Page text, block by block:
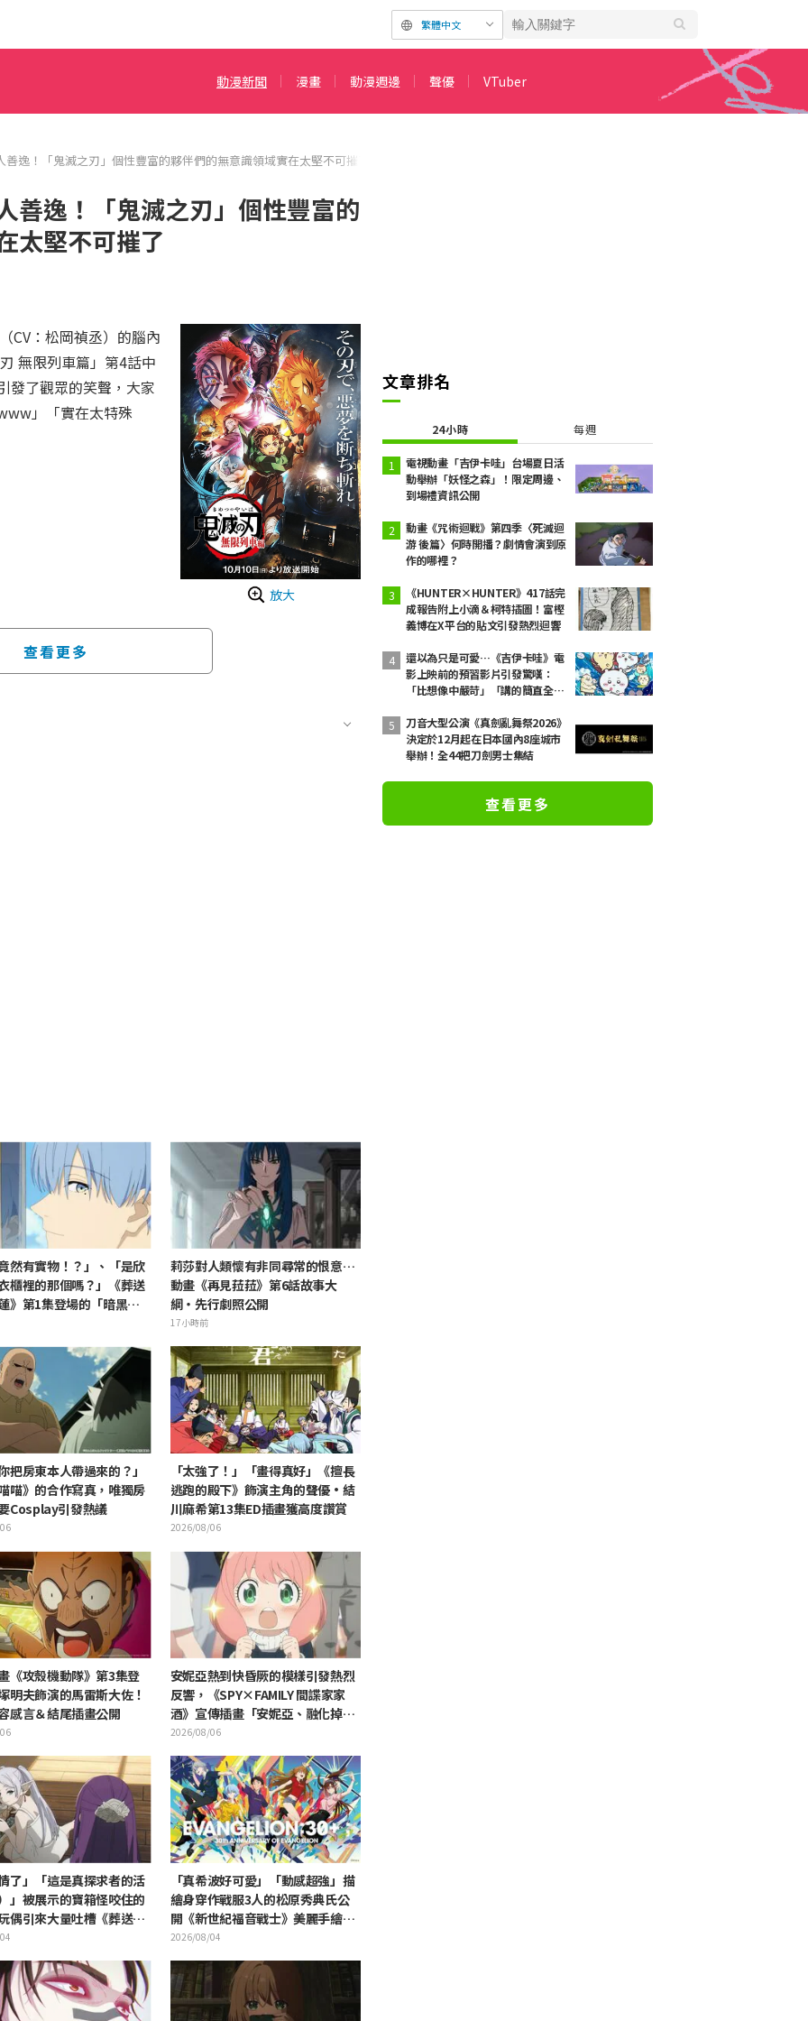
繁體中文
動漫新聞 漫畫 動漫週邊 聲優 VTuber
逸！「鬼滅之刃」個性豐富的夥伴們的無意識領域實在太堅不可摧了
善逸！「鬼滅之刃」個性豐富的
太堅不可摧了
放大
CV：松岡禎丞）的腦內
無限列車篇」第4話中
了觀眾的笑聲，大家
」「實在太特殊
查看更多
然有實物！？」、「是欣
櫃裡的那個嗎？」《葬送
》第1集登場的「暗黑龍
莉莎對人類懷有非同尋常的恨意…
動畫《再見菈菈》第6話故事大
綱・先行劇照公開
17小時前
把房東本人帶過來的？」
喵》的合作寫真，唯獨房
Cosplay引發熱議
「太強了！」「畫得真好」《擅長
逃跑的殿下》飾演主角的聲優·結
川麻希第13集ED插畫獲高度讚賞
2026/08/06
《攻殼機動隊》第3集登
明夫飾演的馬雷斯大佐！
感言＆結尾插畫公開
安妮亞熱到快昏厥的模樣引發熱烈
反響，《SPY×FAMILY 間諜家家
酒》宣傳插畫「安妮亞、融化掉
了」
2026/08/06
了」「這是真探求者的活
」被展示的寶箱怪咬住的
偶引來大量吐槽《葬送的
「真希波好可愛」「動感超強」描
繪身穿作戰服3人的松原秀典氏公
開《新世紀福音戰士》美麗手繪插
圖引發反響
2026/08/04
文章排名
24小時 每週
電視動畫「吉伊卡哇」台場夏日活
動舉辦「妖怪之森」！限定周邊、
到場禮資訊公開
動畫《咒術迴戰》第四季〈死滅迴
游 後篇〉何時開播？劇情會演到原
作的哪裡？
《HUNTER×HUNTER》417話完
成報告附上小滴＆柯特插圖！富樫
義博在X平台的貼文引發熱烈迴響
還以為只是可愛…《吉伊卡哇》電
影上映前的預習影片引發驚嘆：
「比想像中嚴苛」「講的簡直全都
刀音大型公演《真劍亂舞祭2026》
決定於12月起在日本國內8座城市
舉辦！全44把刀劍男士集結
查看更多